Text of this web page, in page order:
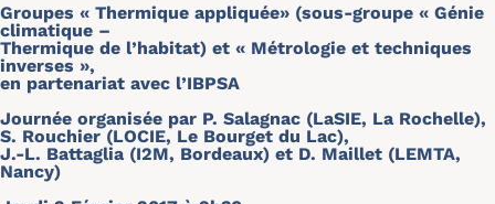
Groupes « Thermique appliquée» (sous-groupe « Génie
climatique –
Thermique de l’habitat) et « Métrologie et techniques
inverses »,
en partenariat avec l’IBPSA
Journée organisée par P. Salagnac (LaSIE, La Rochelle),
S. Rouchier (LOCIE, Le Bourget du Lac),
J.-L. Battaglia (I2M, Bordeaux) et D. Maillet (LEMTA,
Nancy)